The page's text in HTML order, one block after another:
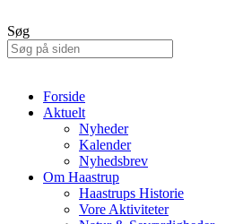
Søg
Forside
Aktuelt
Nyheder
Kalender
Nyhedsbrev
Om Haastrup
Haastrups Historie
Vore Aktiviteter